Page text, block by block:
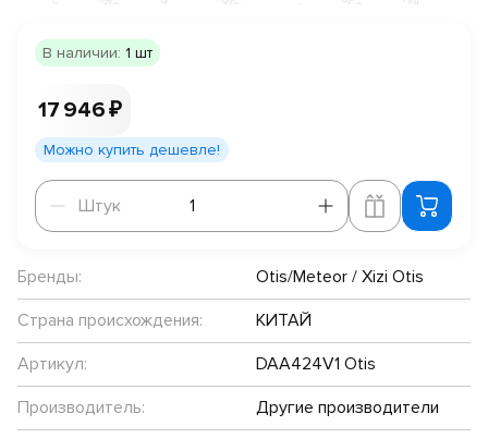
В наличии: 1 шт
17 946 ₽
Можно купить дешевле!
Штук
Штук
Бренды:
Otis/Meteor / Xizi Otis
Страна происхождения:
КИТАЙ
Артикул:
DAA424V1 Otis
Производитель:
Другие производители